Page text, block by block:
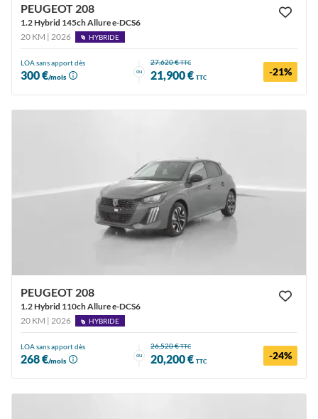
PEUGEOT 208
1.2 Hybrid 145ch Allure e-DCS6
20 KM | 2026
HYBRIDE
LOA sans apport dès
300 €/mois
ou
27,620 €TTC
21,900 € TTC -21%
PEUGEOT 208
1.2 Hybrid 110ch Allure e-DCS6
20 KM | 2026
HYBRIDE
LOA sans apport dès
268 €/mois
ou
26,520 €TTC
20,200 € TTC -24%